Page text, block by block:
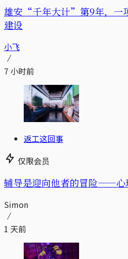
雄安“千年大计”第9年，一
建设
小飞
7 小时前
返工这回事
仅限会员
辅导是迎向他者的冒险——心
Simon
1 天前